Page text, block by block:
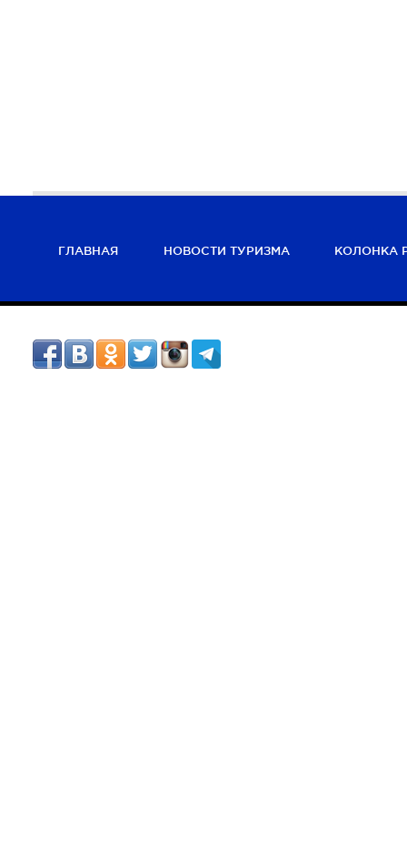
ГЛАВНАЯ НОВОСТИ ТУРИЗМА КОЛОНКА